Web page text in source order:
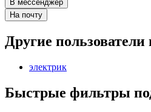
В мессенджер
На почту
Другие
электрик
Быстрые фильтры